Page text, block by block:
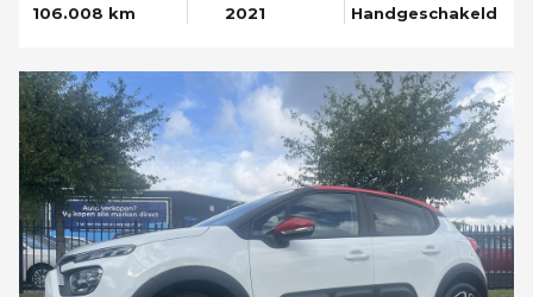
106.008 km
2021
Handgeschakeld